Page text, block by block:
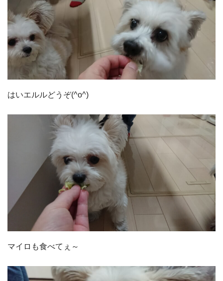
はいエルルどうぞ(^o^)
マイロも食べてぇ～